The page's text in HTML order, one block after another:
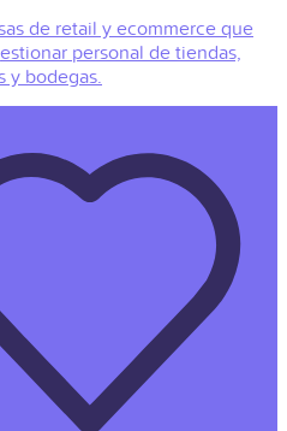
de retail y ecommerce que
personal de tiendas,
y bodegas.